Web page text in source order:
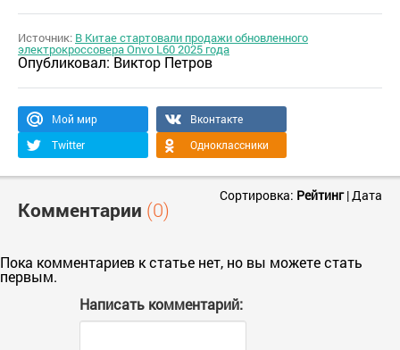
Источник: В Китае стартовали продажи обновленного
электрокроссовера Onvo L60 2025 года
Опубликовал:Виктор Петров
Мой мир
Вконтакте
Twitter
Одноклассники
Комментарии (0)
Сортировка: Рейтинг|Дата
Пока комментариев к статье нет, но вы можете стать
первым.
Написать комментарий: